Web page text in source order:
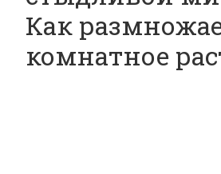
Как
комнатное